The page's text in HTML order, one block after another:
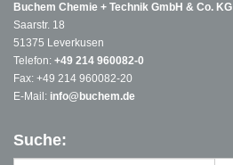
Buchem Chemie + Technik GmbH & Co. KG
Saarstr. 18
51375 Leverkusen
Telefon: +49 214 960082-0
Fax: +49 214 960082-20
E-Mail: info@buchem.de
Suche: